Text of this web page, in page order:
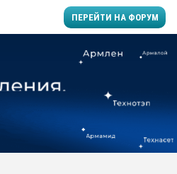
ПЕРЕЙТИ НА ФОРУМ
заводу пластмасс"